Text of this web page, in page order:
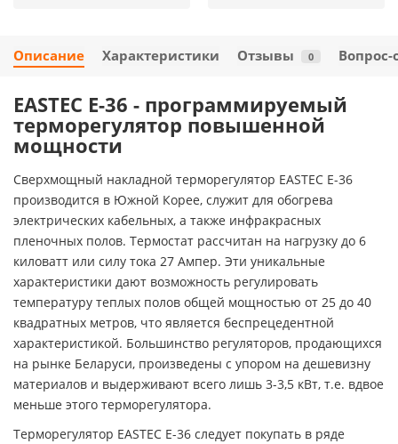
Описание Характеристики Отзывы 0 Вопрос-
EASTEC E-36 - программируемый
терморегулятор повышенной
мощности
Сверхмощный накладной терморегулятор EASTEC E-36
производится в Южной Корее, служит для обогрева
электрических кабельных, а также инфракрасных
пленочных полов. Термостат рассчитан на нагрузку до 6
киловатт или силу тока 27 Ампер. Эти уникальные
характеристики дают возможность регулировать
температуру теплых полов общей мощностью от 25 до 40
квадратных метров, что является беспрецедентной
характеристикой. Большинство регуляторов, продающихся
на рынке Беларуси, произведены с упором на дешевизну
материалов и выдерживают всего лишь 3-3,5 кВт, т.е. вдвое
меньше этого терморегулятора.
Терморегулятор EASTEC E-36 следует покупать в ряде